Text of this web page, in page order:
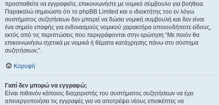
προσπαθείτε να εγγραφείτε, επικοινωνήστε με νομικό σύμβουλο για βοήθεια.
Παρακαλώ σημειώστε ότι το phpBB Limited και ο ιδιοκτήτης του εν λόγω
συστήματος συζητήσεων δεν μπορεί να δώσει νομική συμβουλή και δεν είναι
ένα σημείο επαφής για ενδοιασμούς νομικού χαρακτήρα οποιουδήποτε είδους,
εκτός από τις περιπτώσεις που περιγράφονται στην ερώτηση “Με ποιόν θα
επικοινωνήσω σχετικά με νομικά ή θέματα κατάχρησης πάνω στο σύστημα
συζητήσεων;”.
Κορυφή
Γιατί δεν μπορώ να εγγραφώ;
Είναι πιθανόν κάποιος διαχειριστής του συστήματος συζητήσεων να έχει
απενεργοποιήσει τις εγγραφές για να αποτρέψει νέους επισκέπτες να